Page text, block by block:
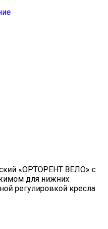
«ОРТОРЕНТ ВЕЛО» с
для нижних
регулировкой кресла